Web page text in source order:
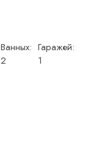
Ванных:
2
Гаражей:
1